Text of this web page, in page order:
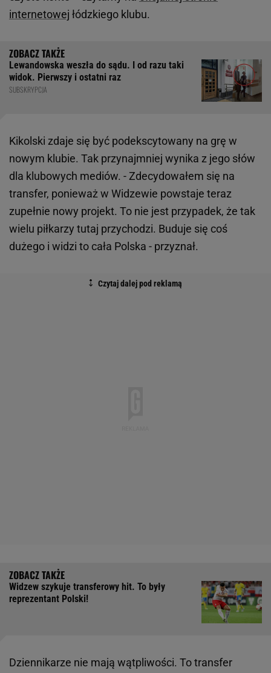
internetowej łódzkiego klubu.
Lewandowska weszła do sądu. I od razu taki
widok. Pierwszy i ostatni raz
SUBSKRYPCJA
Kikolski zdaje się być podekscytowany na grę w
nowym klubie. Tak przynajmniej wynika z jego słów
dla klubowych mediów. - Zdecydowałem się na
transfer, ponieważ w Widzewie powstaje teraz
zupełnie nowy projekt. To nie jest przypadek, że tak
wielu piłkarzy tutaj przychodzi. Buduje się coś
dużego i widzi to cała Polska - przyznał.
Widzew szykuje transferowy hit. To były
reprezentant Polski!
Dziennikarze nie mają wątpliwości. To transfer